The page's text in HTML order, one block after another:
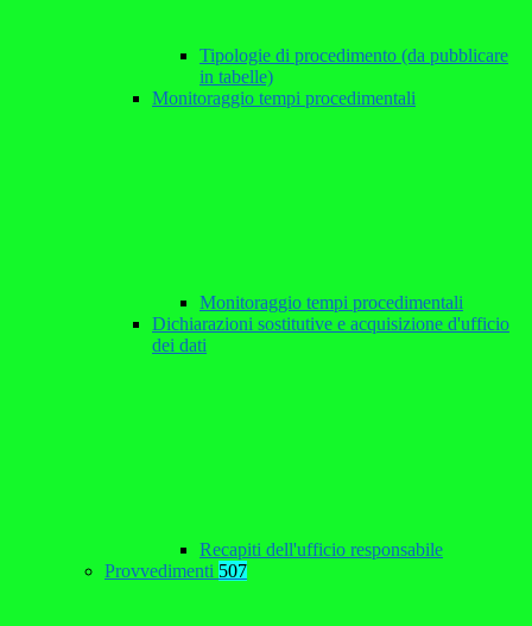
Tipologie di procedimento (da pubblicare
in tabelle)
Monitoraggio tempi procedimentali
Monitoraggio tempi procedimentali
Dichiarazioni sostitutive e acquisizione d'ufficio
dei dati
Recapiti dell'ufficio responsabile
Provvedimenti 507